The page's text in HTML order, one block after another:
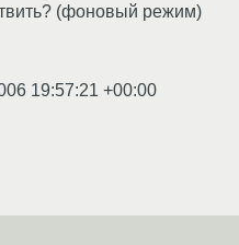
(фоновый режим)
19:57:21 +00:00